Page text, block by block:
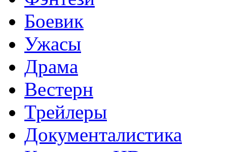
Боевик
Ужасы
Драма
Вестерн
Трейлеры
Документалистика